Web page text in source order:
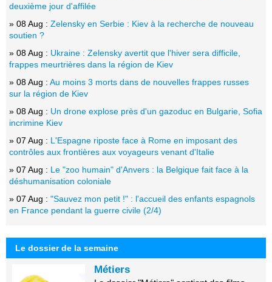
deuxième jour d'affilée
» 08 Aug : Zelensky en Serbie : Kiev à la recherche de nouveau
soutien ?
» 08 Aug : Ukraine : Zelensky avertit que l'hiver sera difficile,
frappes meurtrières dans la région de Kiev
» 08 Aug : Au moins 3 morts dans de nouvelles frappes russes
sur la région de Kiev
» 08 Aug : Un drone explose près d'un gazoduc en Bulgarie, Sofia
incrimine Kiev
» 07 Aug : L'Espagne riposte face à Rome en imposant des
contrôles aux frontières aux voyageurs venant d'Italie
» 07 Aug : Le "zoo humain" d'Anvers : la Belgique fait face à la
déshumanisation coloniale
» 07 Aug : "Sauvez mon petit !" : l'accueil des enfants espagnols
en France pendant la guerre civile (2/4)
Le dossier de la semaine
Métiers